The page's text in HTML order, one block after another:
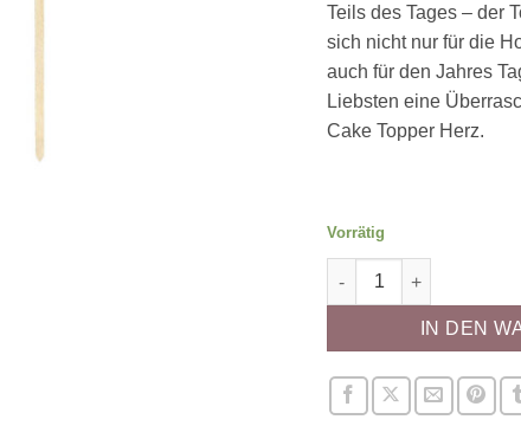
Teils des Tages – der
sich nicht nur für die
auch für den Jahres
Liebsten eine
Cake Topper Herz.
Vorrätig
Cake Topper Herz Menge
IN DEN